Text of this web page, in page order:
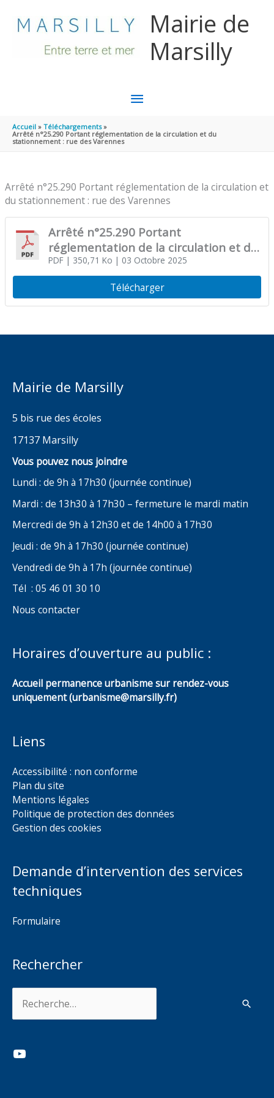
Mairie de
Marsilly
MENU
PRINCIPAL
Accueil
Téléchargements
Arrêté n°25.290 Portant réglementation de la circulation et du
stationnement : rue des Varennes
Arrêté n°25.290 Portant réglementation de la circulation et
du stationnement : rue des Varennes
Arrêté n°25.290 Portant
réglementation de la circulation et du
stationnement : rue des Varennes
PDF| 350,71 Ko | 03 Octobre 2025
Télécharger
Mairie de Marsilly
5 bis rue des écoles
17137 Marsilly
Vous pouvez nous joindre
Lundi : de 9h à 17h30 (journée continue)
Mardi : de 13h30 à 17h30 – fermeture le mardi matin
Mercredi de 9h à 12h30 et de 14h00 à 17h30
Jeudi : de 9h à 17h30 (journée continue)
Vendredi de 9h à 17h (journée continue)
Tél : 05 46 01 30 10
Nous contacter
Horaires d’ouverture au public :
Accueil permanence urbanisme sur rendez-vous
uniquement (urbanisme@marsilly.fr)
Liens
Accessibilité : non conforme
Plan du site
Mentions légales
Politique de protection des données
Gestion des cookies
Demande d’intervention des services
techniques
Formulaire
Rechercher
YouTube